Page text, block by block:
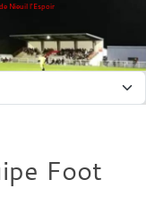
Nieuil l'Espoir
Foot